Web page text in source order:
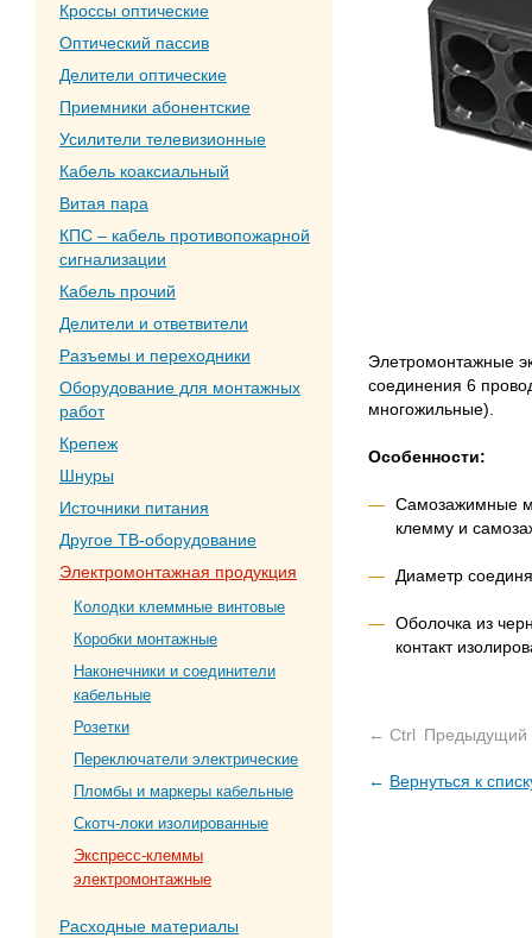
Кроссы оптические
Оптический пассив
Делители оптические
Приемники абонентские
Усилители телевизионные
Кабель коаксиальный
Витая пара
КПС – кабель противопожарной
сигнализации
Кабель прочий
Делители и ответвители
Разъемы и переходники
Оборудование для монтажных
работ
Крепеж
Шнуры
Источники питания
Другое ТВ-оборудование
Электромонтажная продукция
Колодки клеммные винтовые
Коробки монтажные
Наконечники и соединители
кабельные
Розетки
Переключатели электрические
Пломбы и маркеры кабельные
Скотч-локи изолированные
Экспресс-клеммы
электромонтажные
Расходные материалы
Элетромонтажные
соединения 6
многожильные).
Особенности:
Самозажимные
клемму и
Диаметр
Оболочка из
контакт
← Ctrl Предыдущий
← Вернуться к